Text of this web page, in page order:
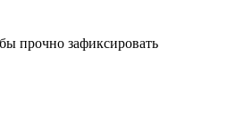
прочно зафиксировать